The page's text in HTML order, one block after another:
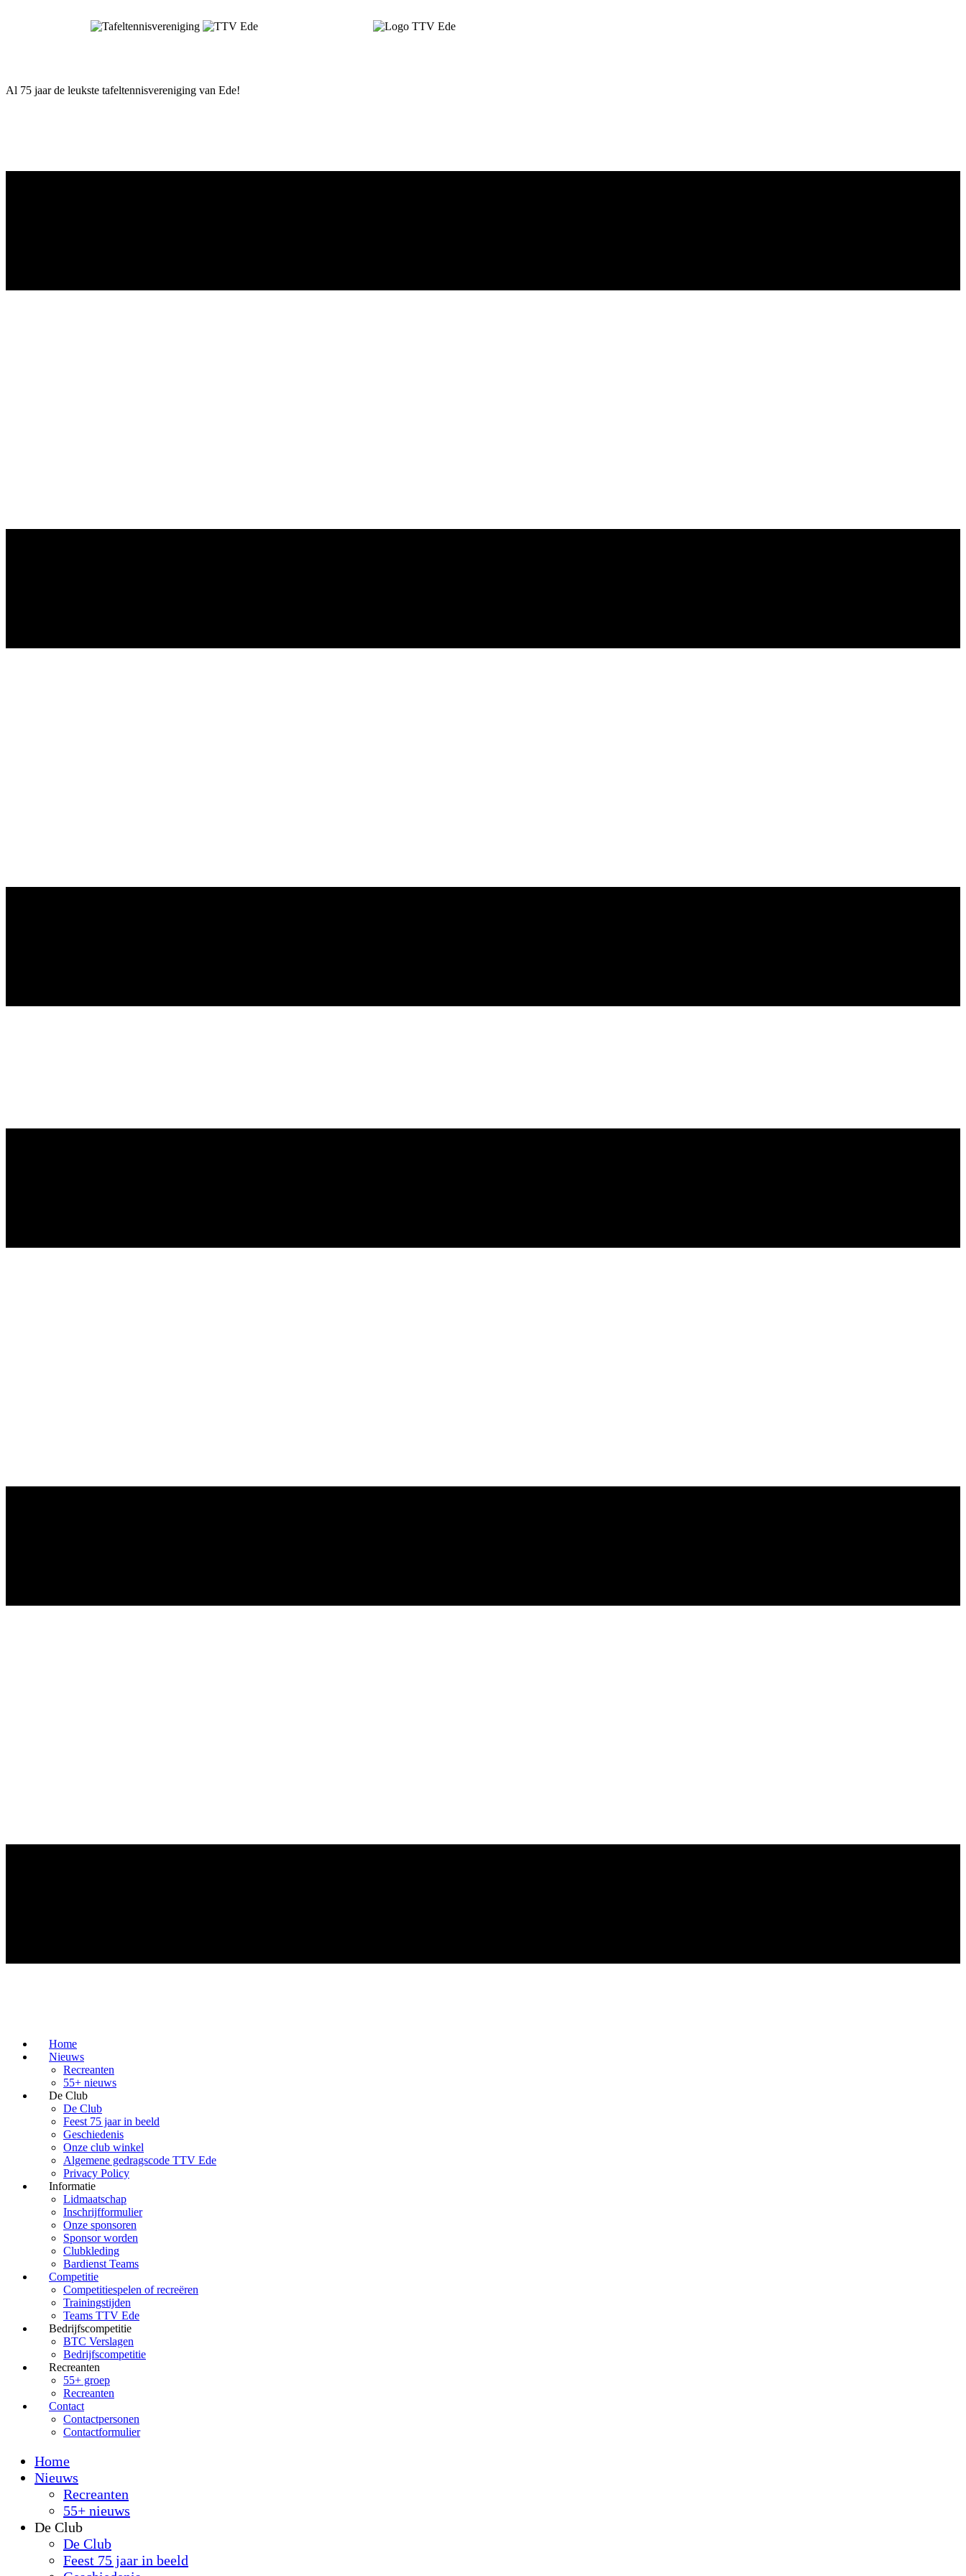
Al 75 jaar de leukste tafeltennisvereniging van Ede!
Home
Nieuws
Recreanten
55+ nieuws
De Club
De Club
Feest 75 jaar in beeld
Geschiedenis
Onze club winkel
Algemene gedragscode TTV Ede
Privacy Policy
Informatie
Lidmaatschap
Inschrijfformulier
Onze sponsoren
Sponsor worden
Clubkleding
Bardienst Teams
Competitie
Competitiespelen of recreëren
Trainingstijden
Teams TTV Ede
Bedrijfscompetitie
BTC Verslagen
Bedrijfscompetitie
Recreanten
55+ groep
Recreanten
Contact
Contactpersonen
Contactformulier
Home
Nieuws
Recreanten
55+ nieuws
De Club
De Club
Feest 75 jaar in beeld